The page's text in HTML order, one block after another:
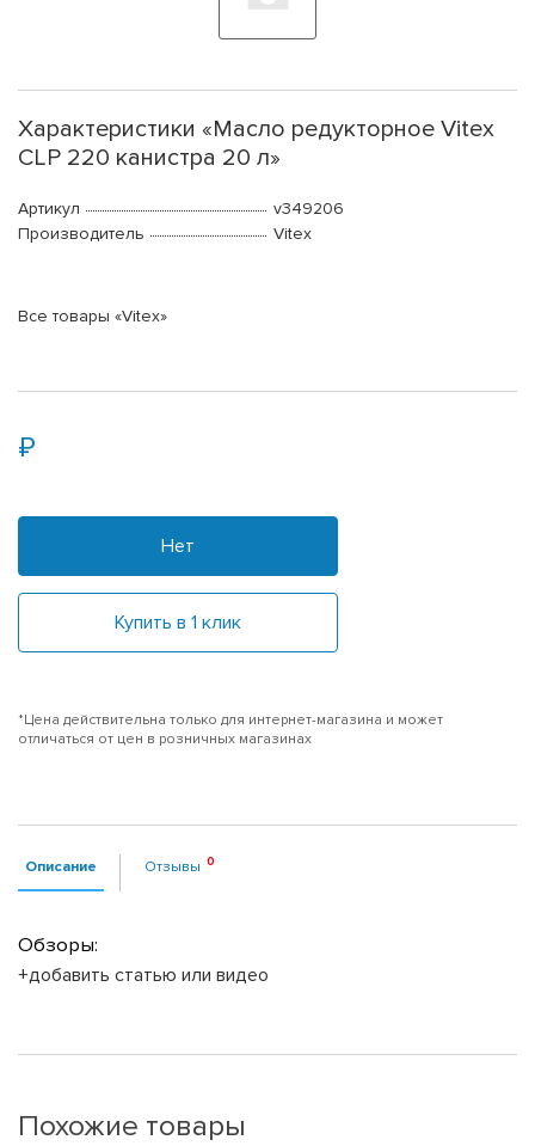
Характеристики «Масло редукторное Vitex
CLP 220 канистра 20 л»
Артикул
v349206
Производитель
Vitex
Все товары «Vitex»
Нет
Купить в 1 клик
*Цена действительна только для интернет-магазина и может
отличаться от цен в розничных магазинах
Описание Отзывы
Обзоры:
+добавить статью или видео
Похожие товары